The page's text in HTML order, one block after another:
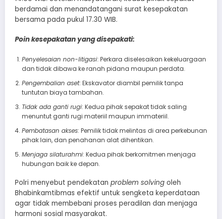
berdamai dan menandatangani surat kesepakatan
bersama pada pukul 17.30 WIB.
Poin kesepakatan yang disepakati:
Penyelesaian non-litigasi: Perkara diselesaikan kekeluargaan
dan tidak dibawa ke ranah pidana maupun perdata.
Pengembalian aset: Ekskavator diambil pemilik tanpa
tuntutan biaya tambahan.
Tidak ada ganti rugi: Kedua pihak sepakat tidak saling
menuntut ganti rugi materiil maupun immateriil.
Pembatasan akses: Pemilik tidak melintas di area perkebunan
pihak lain, dan penahanan alat dihentikan.
Menjaga silaturahmi: Kedua pihak berkomitmen menjaga
hubungan baik ke depan.
Polri menyebut pendekatan problem solving oleh
Bhabinkamtibmas efektif untuk sengketa keperdataan
agar tidak membebani proses peradilan dan menjaga
harmoni sosial masyarakat.